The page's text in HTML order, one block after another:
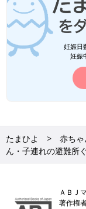
妊娠日
妊娠
たまひよ 赤ち
ん・子連れの避難所
ＡＢＪ
著作権